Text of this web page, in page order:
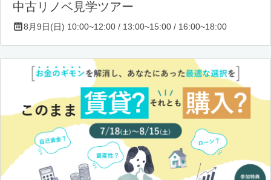
中古リノベ見学ツアー
8月9日(日) 10:00~12:00 / 13:00~15:00 / 16:00~18:00